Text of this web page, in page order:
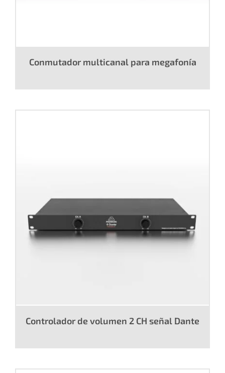
Conmutador multicanal para megafonía
Controlador de volumen 2 CH señal Dante